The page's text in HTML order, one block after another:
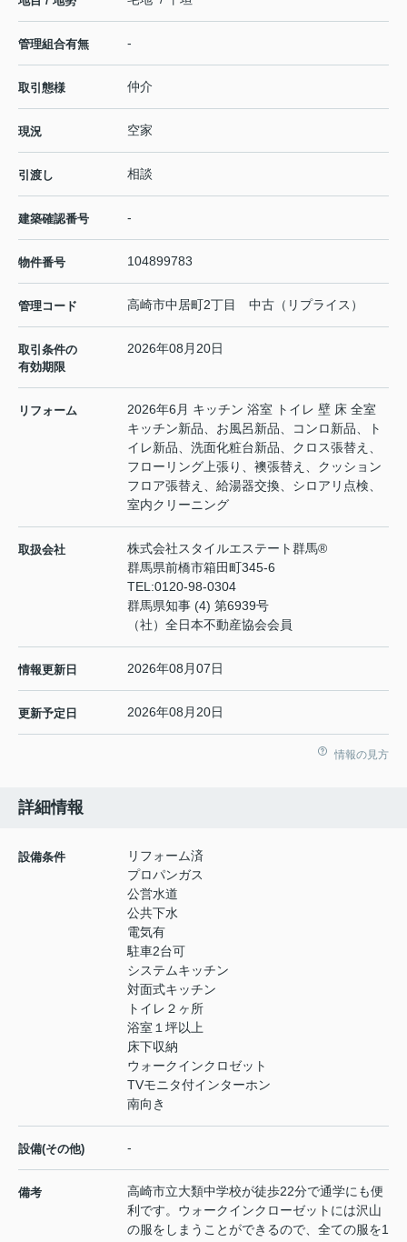
管理組合有無 -
取引態様 仲介
現況 空家
引渡し 相談
建築確認番号 -
物件番号 104899783
管理コード 高崎市中居町2丁目 中古（リプライス）
取引条件の
有効期限
2026年08月20日
リフォーム
2026年6月 キッチン 浴室 トイレ 壁 床 全室
キッチン新品、お風呂新品、コンロ新品、ト
イレ新品、洗面化粧台新品、クロス張替え、
フローリング上張り、襖張替え、クッション
フロア張替え、給湯器交換、シロアリ点検、
室内クリーニング
取扱会社
株式会社スタイルエステート群馬®
群馬県前橋市箱田町345-6
TEL:0120-98-0304
群馬県知事 (4) 第6939号
（社）全日本不動産協会会員
情報更新日 2026年08月07日
更新予定日 2026年08月20日
情報の見方
詳細情報
設備条件
リフォーム済
プロパンガス
公営水道
公共下水
電気有
駐車2台可
システムキッチン
対面式キッチン
トイレ２ヶ所
浴室１坪以上
床下収納
ウォークインクロゼット
TVモニタ付インターホン
南向き
設備(その他) -
備考
高崎市立大類中学校が徒歩22分で通学にも便
利です。ウォークインクローゼットには沢山
の服をしまうことができるので、全ての服を1